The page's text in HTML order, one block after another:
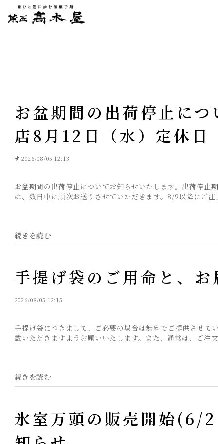
お盆期間の出荷停止に
店8月12日（水）定休日
2026/08/05 12:13
お盆期間の出荷停止についてお知らせいたします。出荷停
は、数日中に順次お送りさせていただきます。8/9以降にご
続きを読む
手提げ袋のご用命と、
2026/08/05 12:15
手提げ袋につきまして、ご必要の場合は無料でご提供させ
載いただきますようお願いいたします。また、通常は、ご注
続きを読む
氷室万頭の販売開始(6/